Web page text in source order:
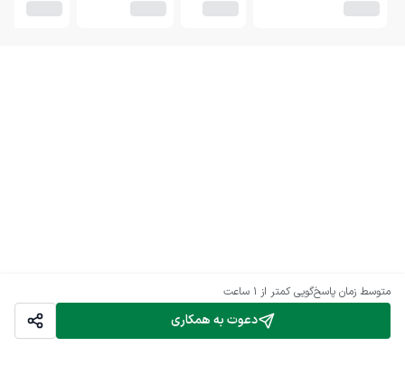
دعوت به همکاری
متوسط زمان پاسخ‌گویی کمتر از 1 ساعت